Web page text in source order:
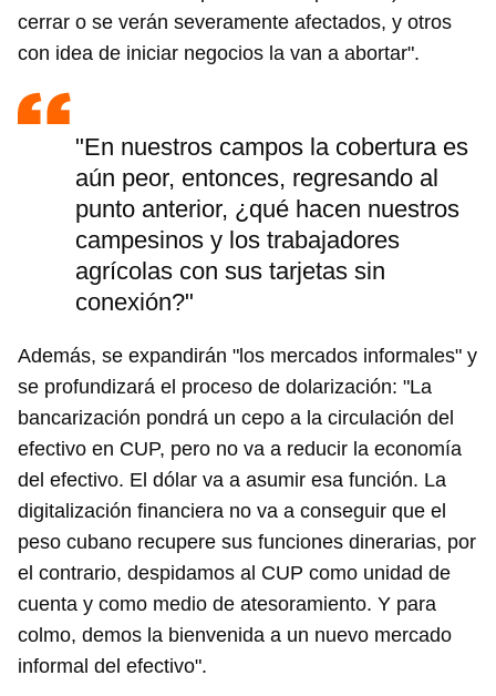
cerrar o se verán severamente afectados, y otros
con idea de iniciar negocios la van a abortar".
"En nuestros campos la cobertura es
aún peor, entonces, regresando al
punto anterior, ¿qué hacen nuestros
campesinos y los trabajadores
agrícolas con sus tarjetas sin
conexión?"
Además, se expandirán "los mercados informales" y
se profundizará el proceso de dolarización: "La
bancarización pondrá un cepo a la circulación del
efectivo en CUP, pero no va a reducir la economía
del efectivo. El dólar va a asumir esa función. La
digitalización financiera no va a conseguir que el
peso cubano recupere sus funciones dinerarias, por
el contrario, despidamos al CUP como unidad de
cuenta y como medio de atesoramiento. Y para
colmo, demos la bienvenida a un nuevo mercado
informal del efectivo".